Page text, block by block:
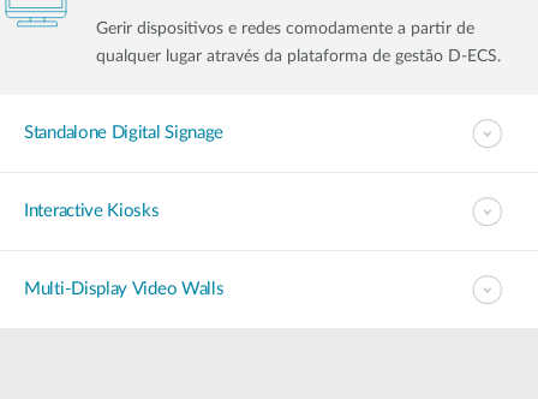
Gerir dispositivos e redes comodamente a partir de
qualquer lugar através da plataforma de gestão D-ECS.
Standalone Digital Signage​
Interactive Kiosks
Multi-Display Video Walls